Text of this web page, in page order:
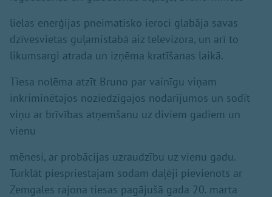
lielas enerģijas pneimatisko ieroci glabāja savas
dzīvesvietas guļamistabā aiz televizora, un arī to
likumsargi atrada un izņēma kratīšanas laikā.
Tiesa nolēma atzīt Bruno par vainīgu viņam
inkriminētajos noziedzīgajos nodarījumos un sodīt
viņu ar brīvības atņemšanu uz diviem gadiem un
vienu
mēnesi, ar probācijas uzraudzību uz vienu gadu.
Turklāt piespriestajam sodam daļēji pievienots ar
Zemgales rajona tiesas pagājušā gada 20. marta